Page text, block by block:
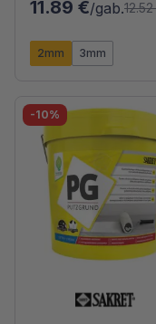
11.89 €/gab.
2mm 3mm
-10%